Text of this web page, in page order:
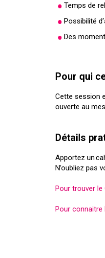
Temps de
Possibilité
Des
Pour qui
Cette session
ouverte au
Détails
Apportezun
N’oubliez pas
Pour trouver le
Pour connaitre